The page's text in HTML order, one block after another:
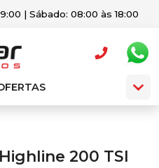
| Sábado: 08:00 às 18:00
200 TSI